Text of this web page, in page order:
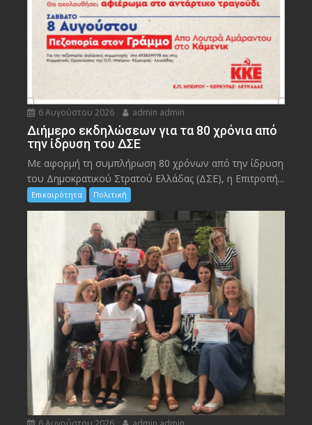
6 Αυγούστου 2026 admin admin
Διήμερο εκδηλώσεων για τα 80 χρόνια από
την ίδρυση του ΔΣΕ
Με αφορμή τη συμπλήρωση 80 χρόνων από την ίδρυση
του Δημοκρατικού Στρατού Ελλάδας (ΔΣΕ), η Επιτροπή...
Επικαιρότητα Πολιτική